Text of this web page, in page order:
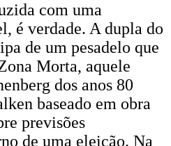
com uma
é verdade. A dupla do
de um pesadelo que
Morta, aquele
dos anos 80
baseado em obra
previsões
de uma eleição. Na